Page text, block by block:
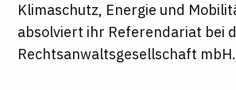
Klimaschutz, Energie und
absolviert ihr Referendariat bei
Rechtsanwaltsgesellschaft mbH.